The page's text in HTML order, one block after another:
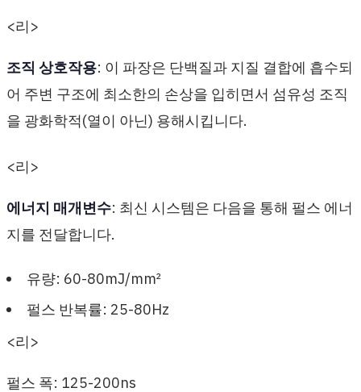
<리>
조직 상호작용: 이 파장은 단백질과 지질 결합에 흡수되
어 주변 구조에 최소한의 손상을 입히면서 섬유성 조직
을 광화학적(열이 아닌) 용해시킵니다.
<리>
에너지 매개변수: 최신 시스템은 다음을 통해 펄스 에너
지를 전달합니다.
유량: 60-80mJ/mm²
펄스 반복률: 25-80Hz
<리>
펄스 폭: 125-200ns